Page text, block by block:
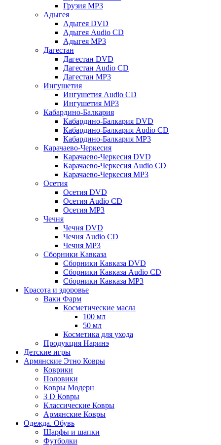
Грузия MP3
Адыгея
Адыгея DVD
Адыгея Audio CD
Адыгея MP3
Дагестан
Дагестан DVD
Дагестан Audio CD
Дагестан MP3
Ингушетия
Ингушетия Audio CD
Ингушетия MP3
Кабардино-Балкария
Кабардино-Балкария DVD
Кабардино-Балкария Audio CD
Кабардино-Балкария MP3
Карачаево-Черкесия
Карачаево-Черкесия DVD
Карачаево-Черкесия Audio CD
Карачаево-Черкесия MP3
Осетия
Осетия DVD
Осетия Audio CD
Осетия MP3
Чечня
Чечня DVD
Чечня Audio CD
Чечня MP3
Сборники Кавказа
Сборники Кавказа DVD
Сборники Кавказа Audio CD
Сборники Кавказа MP3
Красота и здоровье
Ваки Фарм
Косметические масла
100 мл
50 мл
Косметика для ухода
Продукция Наринэ
Детские игры
Армянские Этно Ковры
Коврики
Половики
Ковры Модерн
3 D Ковры
Классические Ковры
Армянские Ковры
Одежда. Обувь
Шарфы и шапки
Футболки